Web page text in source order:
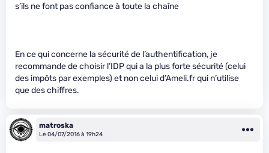
s’ils ne font pas confiance à toute la chaîne
En ce qui concerne la sécurité de l’authentification, je
recommande de choisir l’IDP qui a la plus forte sécurité (celui
des impôts par exemples) et non celui d’Ameli.fr qui n’utilise
que des chiffres.
matroska
Le 04/07/2016 à 19h24